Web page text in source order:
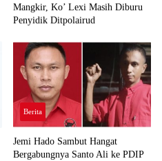
Mangkir, Ko’ Lexi Masih Diburu
Penyidik Ditpolairud
Berita
Jemi Hado Sambut Hangat
Bergabungnya Santo Ali ke PDIP